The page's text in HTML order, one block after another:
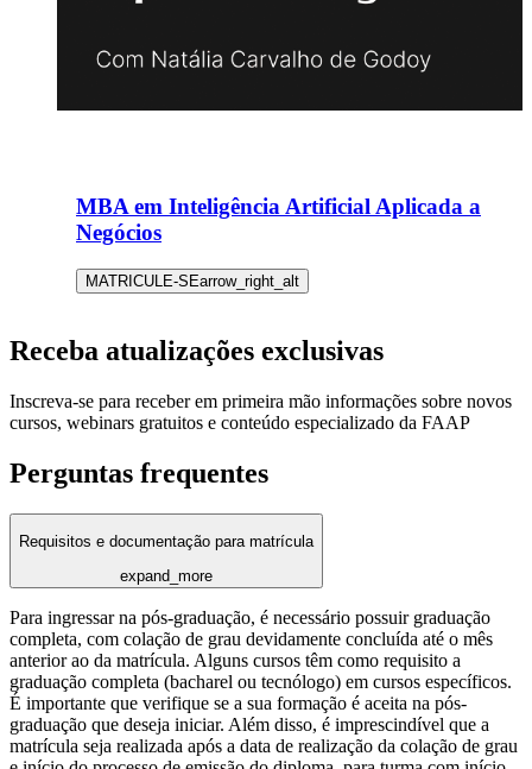
MBA em Inteligência Artificial Aplicada a
Negócios
MATRICULE-SEarrow_right_alt
Receba atualizações exclusivas
Inscreva-se para receber em primeira mão informações sobre novos
cursos, webinars gratuitos e conteúdo especializado da FAAP
Perguntas frequentes
Requisitos e documentação para matrícula
expand_more
Para ingressar na pós-graduação, é necessário possuir graduação
completa, com colação de grau devidamente concluída até o mês
anterior ao da matrícula. Alguns cursos têm como requisito a
graduação completa (bacharel ou tecnólogo) em cursos específicos.
É importante que verifique se a sua formação é aceita na pós-
graduação que deseja iniciar. Além disso, é imprescindível que a
matrícula seja realizada após a data de realização da colação de grau